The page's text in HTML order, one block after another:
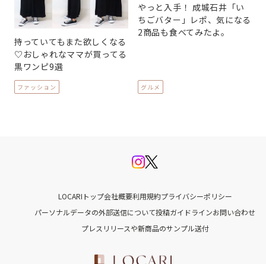
持っていてもまた欲しくなる
♡おしゃれなママが買ってる
黒ワンピ9選
ファッション
やっと入手！ 成城石井「い
ちごバター」レポ、気になる
2商品も食べてみたよ。
グルメ
LOCARIトップ会社概要利用規約プライバシーポリシー
パーソナルデータの外部送信について投稿ガイドラインお問い合わせ
プレスリリースや新商品のサンプル送付